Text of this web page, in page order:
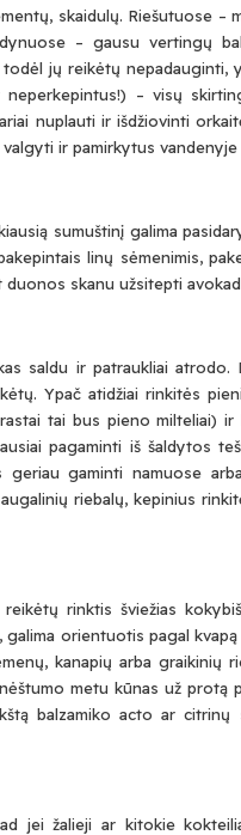
skaidulų. Riešutuose –
– gausu vertingų
jų reikėtų nepadauginti,
– visų
nuplauti ir išdžiovinti
ir pamirkytus
sumuštinį galima
linų sėmenimis,
skanu užsitepti
saldu ir patraukliai atrodo.
Ypač atidžiai rinkitės
tai bus pieno milteliai)
pagaminti iš šaldytos
gaminti namuose
riebalų, kepinius
rinktis šviežias
orientuotis pagal
kanapių arba graikinių
metu kūnas už protą
balzamiko acto ar citrinų
jei žalieji ar kitokie
Jūs sutinkate